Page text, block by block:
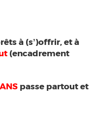
à (s’)offrir, et à
(encadrement
passe partout et